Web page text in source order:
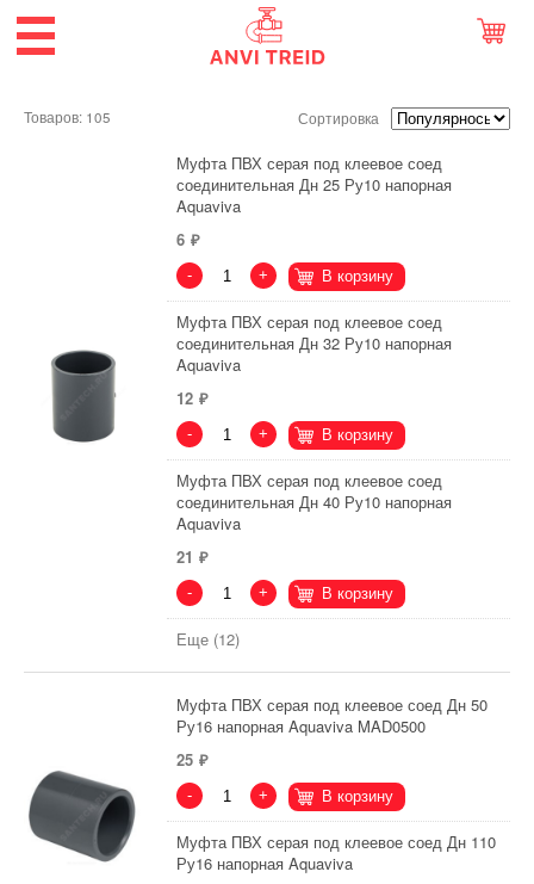
Товаров: 105 Сортировка
Муфта ПВХ серая под клеевое соед
соединительная Дн 25 Ру10 напорная
Aquaviva
6
- + В корзину
Муфта ПВХ серая под клеевое соед
соединительная Дн 32 Ру10 напорная
Aquaviva
12
- + В корзину
Муфта ПВХ серая под клеевое соед
соединительная Дн 40 Ру10 напорная
Aquaviva
21
- + В корзину
Еще (12)
Муфта ПВХ серая под клеевое соед Дн 50
Ру16 напорная Aquaviva MAD0500
25
- + В корзину
Муфта ПВХ серая под клеевое соед Дн 110
Ру16 напорная Aquaviva